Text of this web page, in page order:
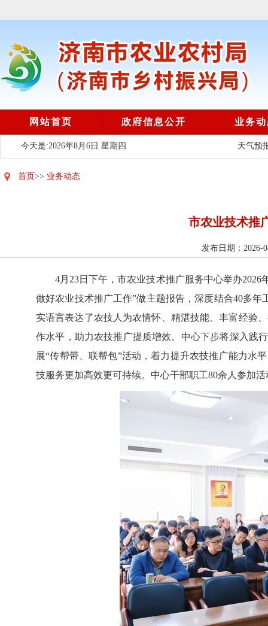
网站首页 政府信息公开 业务
今天是:2026年8月6日 星期四 天气预
首页>> 业务动态
市农业技术推
发布日期：2026-
4月23日下午，市农业技术推广服务中心举办
做好农业技术推广工作”做主题报告，深度结合40多
实语言表达了农技人为农情怀、精湛技能、丰富经验
作水平，助力农技推广提质增效。中心下步将深入践
展“传帮带、联帮包”活动，着力提升农技推广能力水
技服务更加高效更可持续。中心干部职工80余人参加活